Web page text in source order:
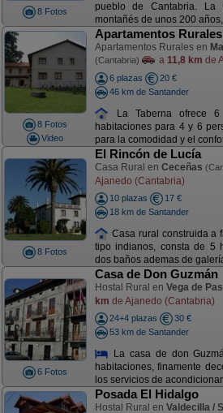
8 Fotos
pueblo de Cantabria.
montañés de unos 200
8 Fotos
Video
Apartamentos
Apartamentos Rurales en
(Cantabria) a 11,8 km de
6 plazas
20 €
46 km de Santander
La Taberna ofrece
habitaciones para 4 y 6
para la comodidad y el
8 Fotos
El Rincón de Lucía
Casa Rural en Ceceñas
Ajanedo (Cantabria)
10 plazas
17 €
18 km de Santander
Casa rural construida a
tipo indianos, consta de 5
dos baños ademas de
6 Fotos
Casa de Don Guzmán
Hostal Rural en Vega de Pas
km de Ajanedo (Cantabria)
24+4 plazas
30 €
53 km de Santander
La casa de don
habitaciones, finamente
los servicios de
Posada El Hidalgo
Hostal Rural en Valdecilla /